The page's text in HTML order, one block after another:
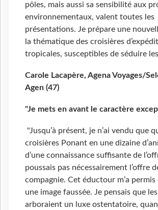
pôles, mais aussi sa sensibilité aux
environnementaux, valent toutes les
présentations. Je prépare une
la thématique des croisières
tropicales, susceptibles de séduire
Carole Lacapère, Agena Voyages/
Agen (47)
"Je mets en avant le caractère
"Jusqu’à présent, je n’ai vendu que
croisières Ponant en une dizaine
d’une connaissance suffisante de
poussais pas nécessairement l’offre
compagnie. Cet éductour m’a
une image faussée. Je pensais que
arboraient un luxe ostentatoire,